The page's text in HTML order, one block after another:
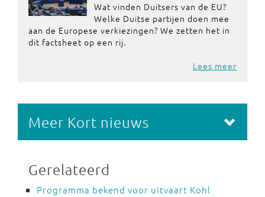
Wat vinden Duitsers van de EU?
Welke Duitse partijen doen mee
aan de Europese verkiezingen? We zetten het in
dit factsheet op een rij.
Lees meer
Meer Kort nieuws
Gerelateerd
Programma bekend voor uitvaart Kohl